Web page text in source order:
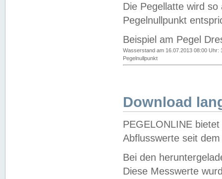
Die Pegellatte wird
Pegelnullpunkt
Beispiel am Pegel
Wasserstand am 16.07.2013 08:00 Uhr:
Pegelnullpunkt
Download
PEGELONLINE
Abflusswerte seit
Bei den
Diese Messwerte